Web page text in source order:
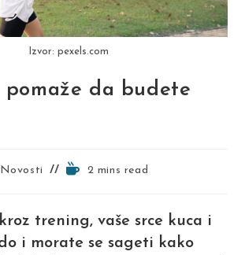
Izvor: pexels.com
da budete
Novosti
Reading2 mins read
trening, vaše srce kuca i
i morate se sageti kako